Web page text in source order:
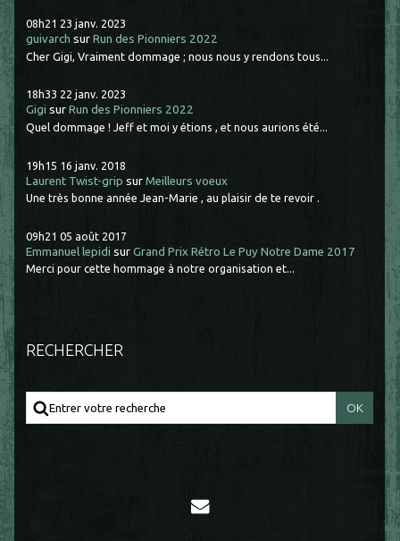
08h21 23 janv. 2023
guivarch surRun des Pionniers 2022
Cher Gigi, Vraiment dommage ; nous nous y rendons tous...
18h33 22 janv. 2023
Gigi surRun des Pionniers 2022
Quel dommage ! Jeff et moi y étions , et nous aurions été...
19h15 16 janv. 2018
Laurent Twist-grip surMeilleurs voeux
Une très bonne année Jean-Marie , au plaisir de te revoir .
09h21 05 août 2017
Emmanuel lepidi surGrand Prix Rétro Le Puy Notre Dame 2017
Merci pour cette hommage à notre organisation et...
RECHERCHER